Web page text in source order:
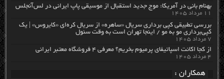
بهنام بانی در آمریکا: موج جدید استقبال از موسیقی پاپ ایرانی در لس‌آنجلس
۱۱ مرداد ۱۴۰۵
بررسی تطبیقی کپی برداری سریال «ساهره» از سریال کره‌ای «کایروس» | یک
کپی‌برداری مو به مو / اینجا تهران است به وقت سئول
۷ مرداد ۱۴۰۵
از کجا اکانت اسپاتیفای پرمیوم بخریم؟ معرفی ۴ فروشگاه معتبر ایرانی
۴ مرداد ۱۴۰۵
همکاران :